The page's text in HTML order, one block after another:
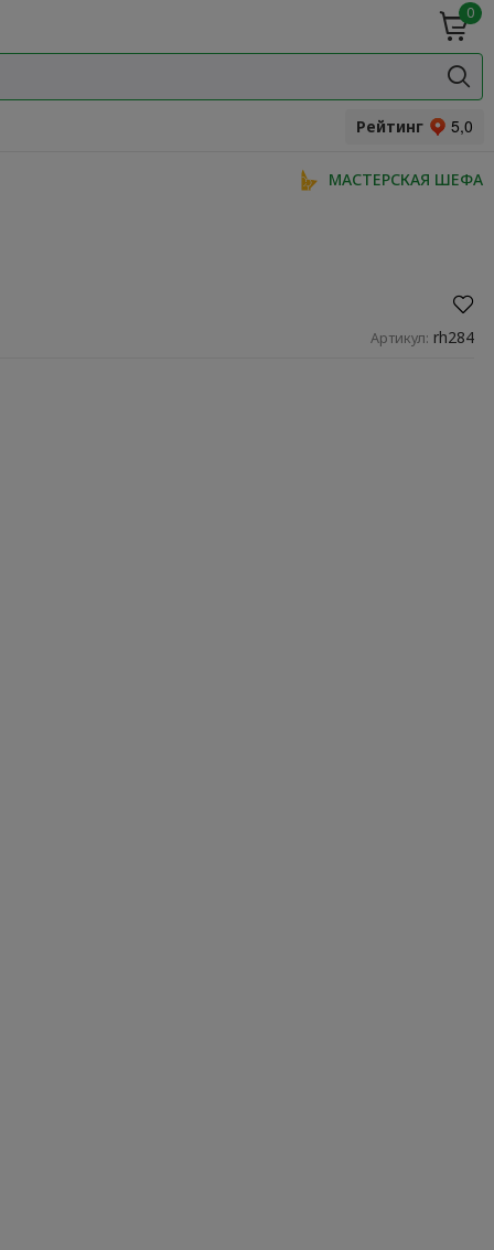
0
прянности
Рейтинг
МАСТЕРСКАЯ ШЕФА
Артикул: rh284